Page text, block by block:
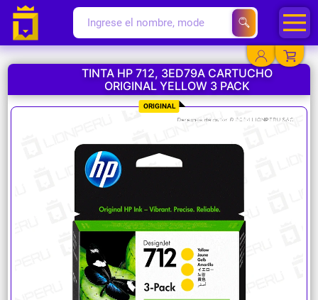
YA EXISTO
SOY NUEVO
TINTA HP 712, 3ED79A CARTUCHO
ORIGINAL YELLOW 3 PACK
ORIGINAL